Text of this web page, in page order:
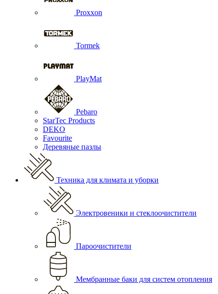
Proxxon
Tormek
PlayMat
Pebaro
StarTec Products
DEKO
Favourite
Деревяные пазлы
Техника для климата и уборки
Электровеники и стеклоочистители
Пароочистители
Мембранные баки для систем отопления